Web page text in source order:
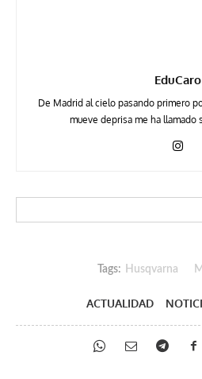
EduCaro
De Madrid al cielo pasando primero
mueve deprisa me ha llamado
Tags: Husqvarna
ACTUALIDAD